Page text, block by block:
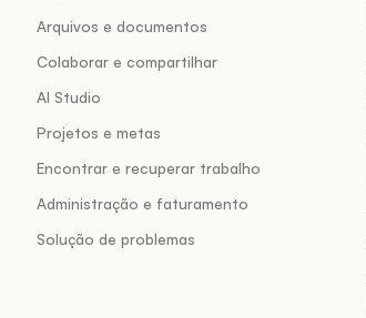
Arquivos e documentos
Colaborar e compartilhar
AI Studio
Projetos e metas
Encontrar e recuperar trabalho
Administração e faturamento
Solução de problemas